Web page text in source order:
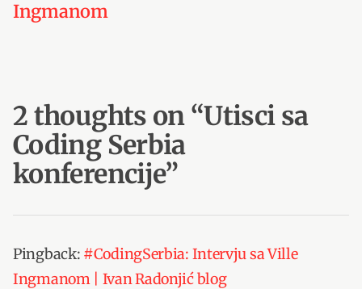
Ingmanom
2 thoughts on “Utisci sa
Coding Serbia
konferencije”
Pingback: #CodingSerbia: Intervju sa Ville
Ingmanom | Ivan Radonjić blog